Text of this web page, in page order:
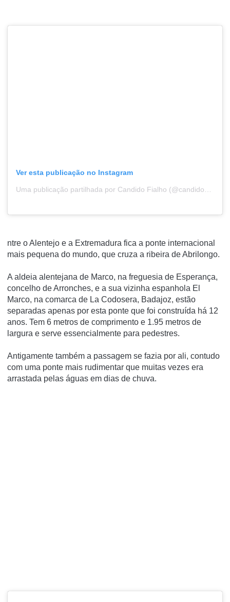
Ver esta publicação no Instagram
ntre o Alentejo e a Extremadura fica a ponte internacional
mais pequena do mundo, que cruza a ribeira de Abrilongo.
A aldeia alentejana de Marco, na freguesia de Esperança,
concelho de Arronches, e a sua vizinha espanhola El
Marco, na comarca de La Codosera, Badajoz, estão
separadas apenas por esta ponte que foi construída há 12
anos. Tem 6 metros de comprimento e 1.95 metros de
largura e serve essencialmente para pedestres.
Antigamente também a passagem se fazia por ali, contudo
com uma ponte mais rudimentar que muitas vezes era
arrastada pelas águas em dias de chuva.